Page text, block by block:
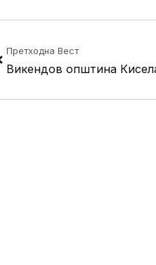
Претходна Вест